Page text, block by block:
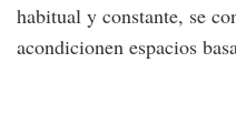
habitual y constante, se
acondicionen espacios